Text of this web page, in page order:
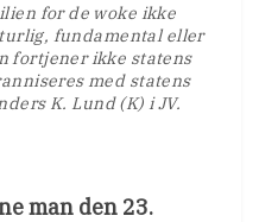
for de woke ikke
fundamental eller
fortjener ikke statens
med statens
K. Lund (K) i JV.
man den 23.